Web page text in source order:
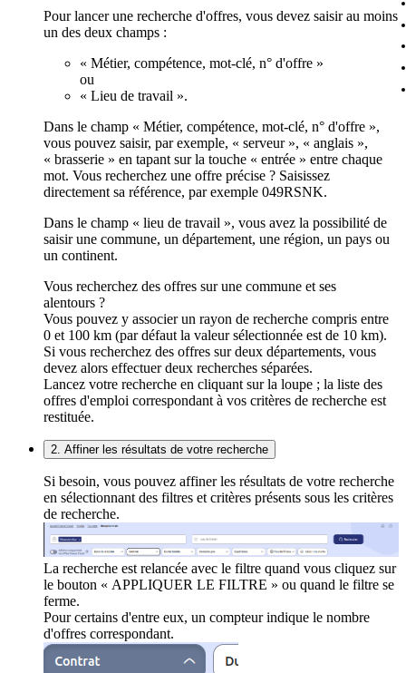
Pour lancer une recherche d'offres, vous devez saisir au moins
un des deux champs :
« Métier, compétence, mot-clé, n° d'offre »
ou
« Lieu de travail ».
Dans le champ « Métier, compétence, mot-clé, n° d'offre »,
vous pouvez saisir, par exemple, « serveur », « anglais »,
« brasserie » en tapant sur la touche « entrée » entre chaque
mot. Vous recherchez une offre précise ? Saisissez
directement sa référence, par exemple 049RSNK.
Dans le champ « lieu de travail », vous avez la possibilité de
saisir une commune, un département, une région, un pays ou
un continent.
Vous recherchez des offres sur une commune et ses
alentours ?
Vous pouvez y associer un rayon de recherche compris entre
0 et 100 km (par défaut la valeur sélectionnée est de 10 km).
Si vous recherchez des offres sur deux départements, vous
devez alors effectuer deux recherches séparées.
Lancez votre recherche en cliquant sur la loupe ; la liste des
offres d'emploi correspondant à vos critères de recherche est
restituée.
2. Affiner les résultats de votre recherche
Si besoin, vous pouvez affiner les résultats de votre recherche
en sélectionnant des filtres et critères présents sous les critères
de recherche.
La recherche est relancée avec le filtre quand vous cliquez sur
le bouton « APPLIQUER LE FILTRE » ou quand le filtre se
ferme.
Pour certains d'entre eux, un compteur indique le nombre
d'offres correspondant.